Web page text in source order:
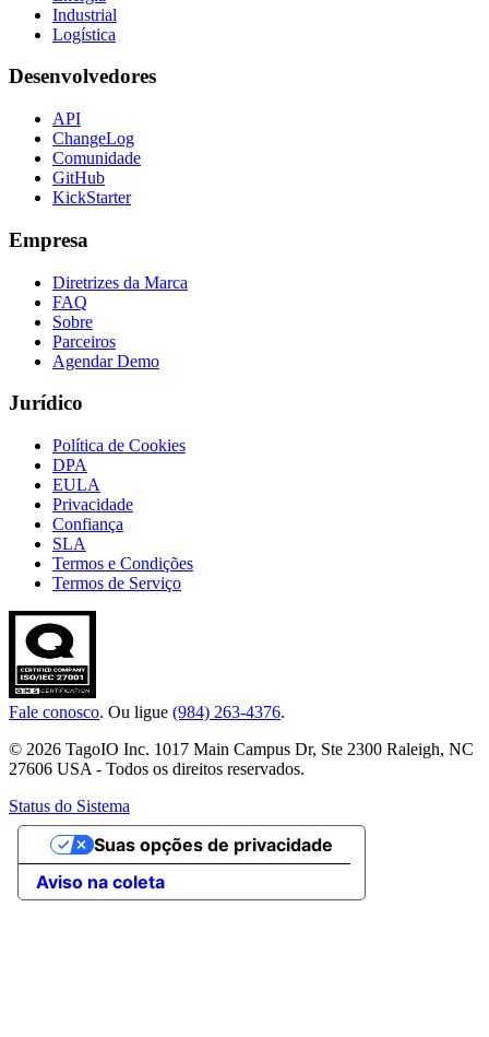
Industrial
Logística
Desenvolvedores
API
ChangeLog
Comunidade
GitHub
KickStarter
Empresa
Diretrizes da Marca
FAQ
Sobre
Parceiros
Agendar Demo
Jurídico
Política de Cookies
DPA
EULA
Privacidade
Confiança
SLA
Termos e Condições
Termos de Serviço
Fale conosco. Ou ligue (984) 263-4376.
© 2026 TagoIO Inc. 1017 Main Campus Dr, Ste 2300 Raleigh, NC
27606 USA - Todos os direitos reservados.
Status do Sistema
Aviso na coleta
Suas opções de privacidade